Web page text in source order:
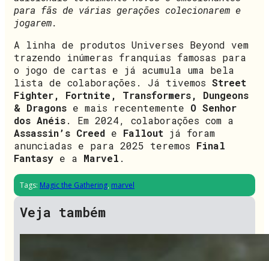
para fãs de várias gerações colecionarem e
jogarem.
A linha de produtos Universes Beyond vem
trazendo inúmeras franquias famosas para
o jogo de cartas e já acumula uma bela
lista de colaborações. Já tivemos Street
Fighter, Fortnite, Transformers, Dungeons
& Dragons e mais recentemente O Senhor
dos Anéis. Em 2024, colaborações com a
Assassin’s Creed e Fallout já foram
anunciadas e para 2025 teremos Final
Fantasy e a Marvel .
Tags: Magic the Gathering, marvel
Veja também